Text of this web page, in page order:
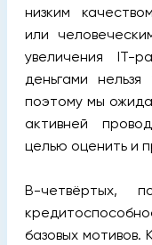
низким
или
увеличения IT-
деньгами
поэтому мы
активней
целью оценить и
В-четвёртых,
базовых мотивов.